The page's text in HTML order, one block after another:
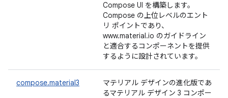
Compose UI を構築します。
Compose の上位レベルのエント
リ ポイントであり、
www.material.io のガイドライン
と適合するコンポーネントを提供
するように設計されています。
compose.material3
マテリアル デザインの進化版であ
るマテリアル デザイン 3 コンポー